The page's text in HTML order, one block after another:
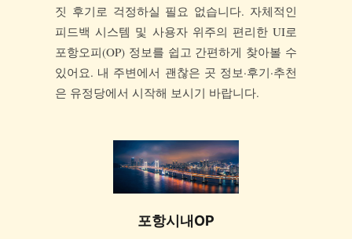
짓 후기로 걱정하실 필요 없습니다. 자체적인
피드백 시스템 및 사용자 위주의 편리한 UI로
포항오피(OP) 정보를 쉽고 간편하게 찾아볼 수
있어요. 내 주변에서 괜찮은 곳 정보·후기·추천
은 유정당에서 시작해 보시기 바랍니다.
포항시내OP